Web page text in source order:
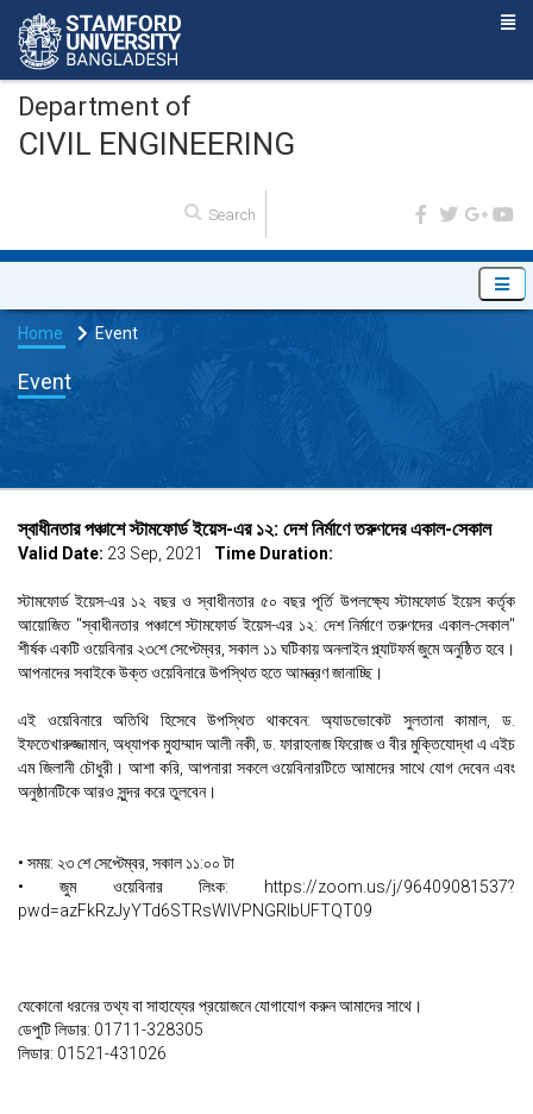
Department of
CIVIL ENGINEERING
Home Event
Event
স্বাধীনতার পঞ্চাশে স্টামফোর্ড ইয়েস-এর ১২: দেশ নির্মাণে তরুণদের একাল-সেকাল
Valid Date: 23 Sep, 2021 Time Duration:
স্টামফোর্ড ইয়েস-এর ১২ বছর ও স্বাধীনতার ৫০ বছর পূর্তি উপলক্ষ্যে স্টামফোর্ড ইয়েস কর্তৃক
আয়োজিত "স্বাধীনতার পঞ্চাশে স্টামফোর্ড ইয়েস-এর ১২: দেশ নির্মাণে তরুণদের একাল-সেকাল"
শীর্ষক একটি ওয়েবিনার ২৩শে সেপ্টেম্বর, সকাল ১১ ঘটিকায় অনলাইন প্ল্যাটফর্ম জুমে অনুষ্ঠিত হবে।
আপনাদের সবাইকে উক্ত ওয়েবিনারে উপস্থিত হতে আমন্ত্রণ জানাচ্ছি।
এই ওয়েবিনারে অতিথি হিসেবে উপস্থিত থাকবেন: অ্যাডভোকেট সুলতানা কামাল, ড.
ইফতেখারুজ্জামান, অধ্যাপক মুহাম্মাদ আলী নকী, ড. ফারাহনাজ ফিরোজ ও বীর মুক্তিযোদ্ধা এ এইচ
এম জিলানী চৌধুরী। আশা করি, আপনারা সকলে ওয়েবিনারটিতে আমাদের সাথে যোগ দেবেন এবং
অনুষ্ঠানটিকে আরও সুন্দর করে তুলবেন।
• সময়: ২৩ শে সেপ্টেম্বর, সকাল ১১:০০ টা
• জুম ওয়েবিনার লিংক: https://zoom.us/j/96409081537?
pwd=azFkRzJyYTd6STRsWlVPNGRlbUFTQT09
যেকোনো ধরনের তথ্য বা সাহায্যের প্রয়োজনে যোগাযোগ করুন আমাদের সাথে।
ডেপুটি লিডার: 01711-328305
লিডার: 01521-431026